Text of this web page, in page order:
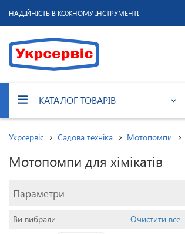
НАДІЙНІСТЬ В КОЖНОМУ ІНСТРУМЕНТІ
КАТАЛОГ ТОВАРІВ
Укрсервіс Садова техніка Мотопомпи
Мотопомпи для хімікатів
Параметри
Ви вибрали
Очистити все